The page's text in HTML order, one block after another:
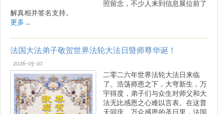
照留念，不少人来到信息展位前了
解真相并签名支持。
更多 ...
法国大法弟子敬贺世界法轮大法日暨师尊华诞！
2026-05-10
二零二六年世界法轮大法日来临
了。浩荡师恩之下，大穹新生，万
宇得度，弟子们与众生对师父和大
法无比感恩之心难以言表。在这普
天同庆、万众感恩的圣日里，法国